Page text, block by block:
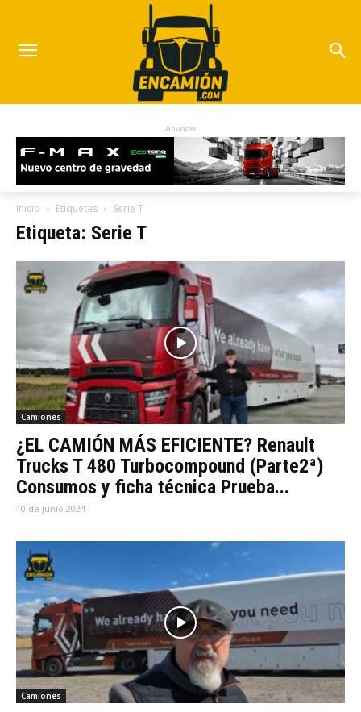
Anuncio
Inicio Etiquetas Serie T
Etiqueta: Serie T
Camiones
¿EL CAMIÓN MÁS EFICIENTE? Renault
Trucks T 480 Turbocompound (Parte2ª)
Consumos y ficha técnica Prueba...
10 de junio 2024
Camiones